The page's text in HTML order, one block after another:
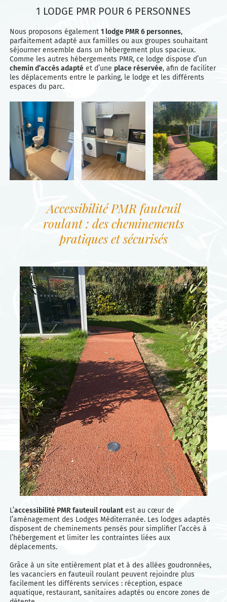
1 LODGE PMR POUR 6 PERSONNES
Nous proposons également 1 lodge PMR 6 personnes,
parfaitement adapté aux familles ou aux groupes souhaitant
séjourner ensemble dans un hébergement plus spacieux.
Comme les autres hébergements PMR, ce lodge dispose d’un
chemin d’accès adaptéet d’une place réservée, afin de faciliter
les déplacements entre le parking, le lodge et les différents
espaces du parc.
Accessibilité PMR fauteuil
roulant : des cheminements
pratiques et sécurisés
L’accessibilité PMR fauteuil roulantest au cœur de
l’aménagement des Lodges Méditerranée. Les lodges adaptés
disposent de cheminements pensés pour simplifier l’accès à
l’hébergement et limiter les contraintes liées aux
déplacements.
Grâce à un site entièrement plat et à des allées goudronnées,
les vacanciers en fauteuil roulant peuvent rejoindre plus
facilement les différents services : réception, espace
aquatique, restaurant, sanitaires adaptés ou encore zones de